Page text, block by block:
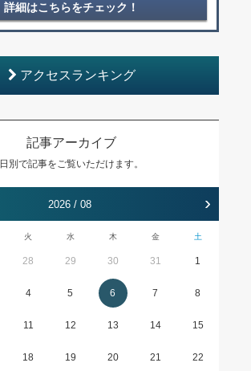
詳細はこちらをチェック！
アクセスランキング
記事アーカイブ
日別で記事をご覧いただけます。
2026 / 08 ›
火 水 木 金 土
28 29 30 31 1
4 5 6 7 8
11 12 13 14 15
18 19 20 21 22